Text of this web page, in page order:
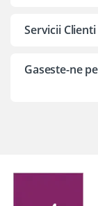
Servicii Clienti
Gaseste-ne